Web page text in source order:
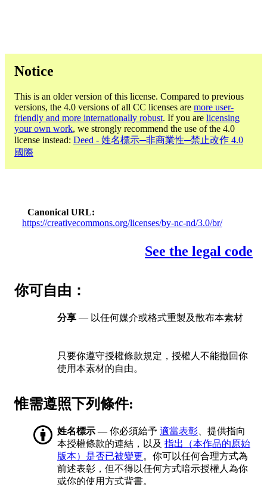
Notice
This is an older version of this license. Compared to previous
versions, the 4.0 versions of all CC licenses are more user-
friendly and more internationally robust. If you are licensing
your own work, we strongly recommend the use of the 4.0
license instead: Deed - 姓名標示─非商業性─禁止改作 4.0
國際
Canonical URL
https://creativecommons.org/licenses/by-nc-nd/3.0/br/
See the legal code
你可自由：
分享 — 以任何媒介或格式重製及散布本素材
只要你遵守授權條款規定，授權人不能撤回你
使用本素材的自由。
惟需遵照下列條件:
姓名標示 — 你必須給予 適當表彰 、提供指向
本授權條款的連結，以及 指出（本作品的原始
版本）是否已被變更。你可以任何合理方式為
前述表彰，但不得以任何方式暗示授權人為你
或你的使用方式背書。